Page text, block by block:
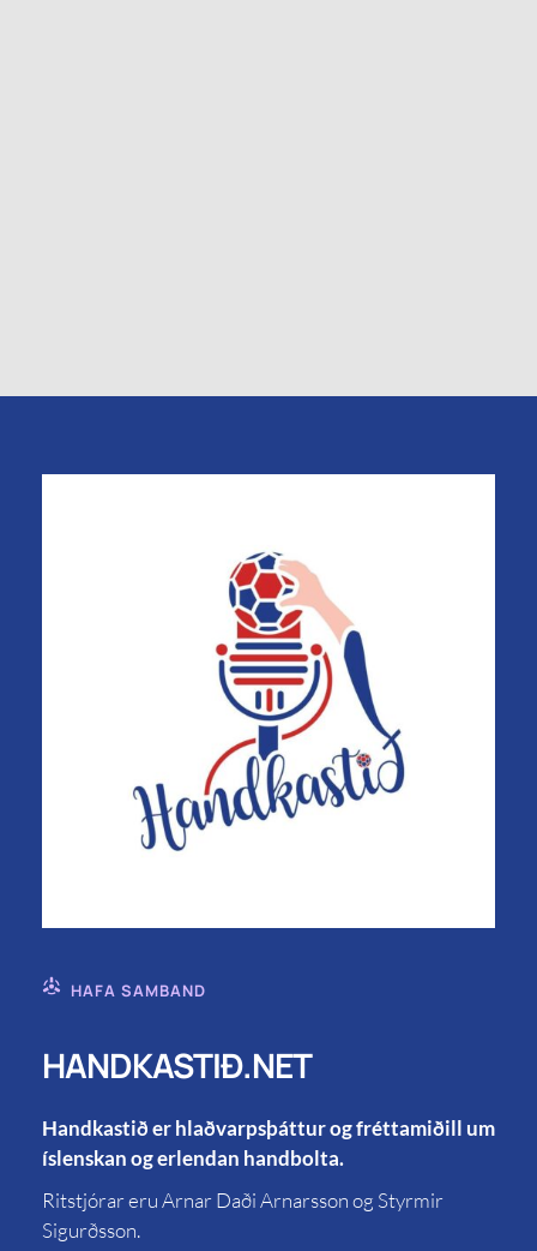
HAFA SAMBAND
HANDKASTIÐ.NET
Handkastið er hlaðvarpsþáttur og fréttamiðill um
íslenskan og erlendan handbolta.
Ritstjórar eru Arnar Daði Arnarsson og Styrmir
Sigurðsson.